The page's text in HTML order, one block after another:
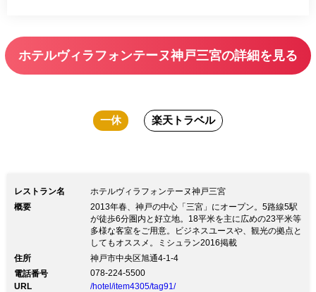
ホテルヴィラフォンテーヌ神戸三宮の詳細を見る
一休 楽天トラベル
レストラン名
ホテルヴィラフォンテーヌ神戸三宮
概要
2013年春、神戸の中心「三宮」にオープン。5路線5駅
が徒歩6分圏内と好立地。18平米を主に広めの23平米等
多様な客室をご用意。ビジネスユースや、観光の拠点と
してもオススメ。ミシュラン2016掲載
住所
神戸市中央区旭通4-1-4
電話番号
078-224-5500
URL
/hotel/item4305/tag91/